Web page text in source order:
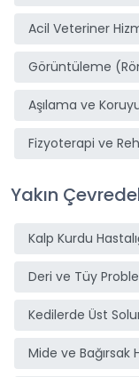
Acil Veteriner
Görüntüleme
Aşılama ve
Fizyoterapi ve
Yakın
Kalp Kurdu
Deri ve Tüy
Kedilerde Üst
Mide ve Bağırsak